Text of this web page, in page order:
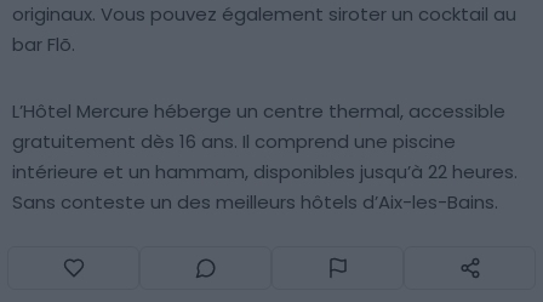
originaux. Vous pouvez également siroter un cocktail au
bar Flõ.
L’Hôtel Mercure héberge un centre thermal, accessible
gratuitement dès 16 ans. Il comprend une piscine
intérieure et un hammam, disponibles jusqu’à 22 heures.
Sans conteste un des meilleurs hôtels d’Aix-les-Bains.